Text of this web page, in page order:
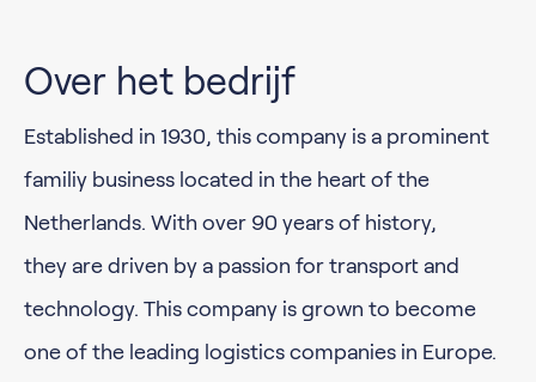
Over het bedrijf
Established in 1930, this company is a prominent
familiy business located in the heart of the
Netherlands. With over 90 years of history,
they are driven by a passion for transport and
technology. This company is grown to become
one of the leading logistics companies in Europe.